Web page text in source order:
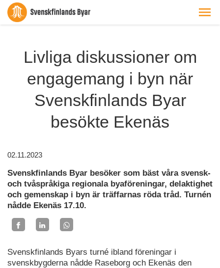
Livliga diskussioner om
engagemang i byn när
Svenskfinlands Byar
besökte Ekenäs
02.11.2023
Svenskfinlands Byar besöker som bäst våra svensk-
och tvåspråkiga regionala byaföreningar, delaktighet
och gemenskap i byn är träffarnas röda tråd. Turnén
nådde Ekenäs 17.10.
Svenskfinlands Byars turné ibland föreningar i
svenskbygderna nådde Raseborg och Ekenäs den